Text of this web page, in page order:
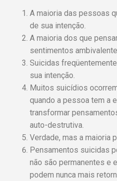
A maioria das pessoas
de sua intenção.
A maioria dos que
sentimentos
Suicidas
sua intenção.
Muitos suicídios
quando a pessoa tem a
transformar
auto-destrutiva.
Verdade, mas a maioria
Pensamentos suicidas
não são permanentes e
podem nunca mais